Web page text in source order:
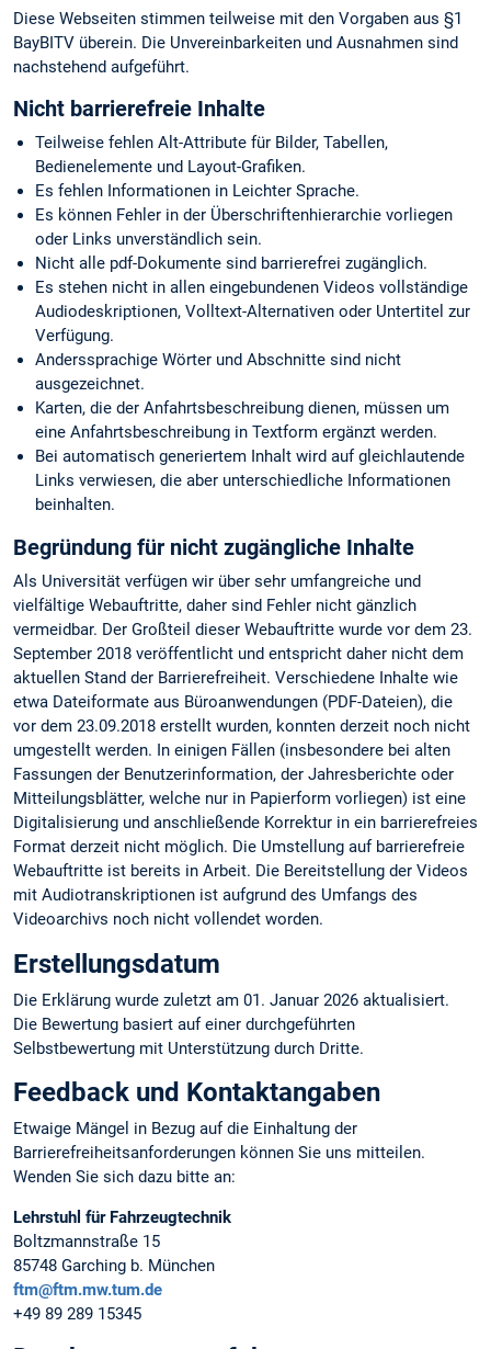
Diese Webseiten stimmen teilweise mit den Vorgaben aus §1
BayBITV überein. Die Unvereinbarkeiten und Ausnahmen sind
nachstehend aufgeführt.
Nicht barrierefreie Inhalte
Teilweise fehlen Alt-Attribute für Bilder, Tabellen,
Bedienelemente und Layout-Grafiken.
Es fehlen Informationen in Leichter Sprache.
Es können Fehler in der Überschriftenhierarchie vorliegen
oder Links unverständlich sein.
Nicht alle pdf-Dokumente sind barrierefrei zugänglich.
Es stehen nicht in allen eingebundenen Videos vollständige
Audiodeskriptionen, Volltext-Alternativen oder Untertitel zur
Verfügung.
Anderssprachige Wörter und Abschnitte sind nicht
ausgezeichnet.
Karten, die der Anfahrtsbeschreibung dienen, müssen um
eine Anfahrtsbeschreibung in Textform ergänzt werden.
Bei automatisch generiertem Inhalt wird auf gleichlautende
Links verwiesen, die aber unterschiedliche Informationen
beinhalten.
Begründung für nicht zugängliche Inhalte
Als Universität verfügen wir über sehr umfangreiche und
vielfältige Webauftritte, daher sind Fehler nicht gänzlich
vermeidbar. Der Großteil dieser Webauftritte wurde vor dem 23.
September 2018 veröffentlicht und entspricht daher nicht dem
aktuellen Stand der Barrierefreiheit. Verschiedene Inhalte wie
etwa Dateiformate aus Büroanwendungen (PDF-Dateien), die
vor dem 23.09.2018 erstellt wurden, konnten derzeit noch nicht
umgestellt werden. In einigen Fällen (insbesondere bei alten
Fassungen der Benutzerinformation, der Jahresberichte oder
Mitteilungsblätter, welche nur in Papierform vorliegen) ist eine
Digitalisierung und anschließende Korrektur in ein barrierefreies
Format derzeit nicht möglich. Die Umstellung auf barrierefreie
Webauftritte ist bereits in Arbeit. Die Bereitstellung der Videos
mit Audiotranskriptionen ist aufgrund des Umfangs des
Videoarchivs noch nicht vollendet worden.
Erstellungsdatum
Die Erklärung wurde zuletzt am 01. Januar 2026 aktualisiert.
Die Bewertung basiert auf einer durchgeführten
Selbstbewertung mit Unterstützung durch Dritte.
Feedback und Kontaktangaben
Etwaige Mängel in Bezug auf die Einhaltung der
Barrierefreiheitsanforderungen können Sie uns mitteilen.
Wenden Sie sich dazu bitte an:
Lehrstuhl für Fahrzeugtechnik
Boltzmannstraße 15
85748 Garching b. München
ftm@ftm.mw.tum.de
+49 89 289 15345